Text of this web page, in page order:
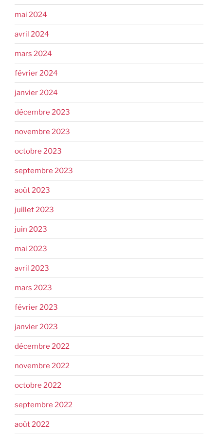
mai 2024
avril 2024
mars 2024
février 2024
janvier 2024
décembre 2023
novembre 2023
octobre 2023
septembre 2023
août 2023
juillet 2023
juin 2023
mai 2023
avril 2023
mars 2023
février 2023
janvier 2023
décembre 2022
novembre 2022
octobre 2022
septembre 2022
août 2022